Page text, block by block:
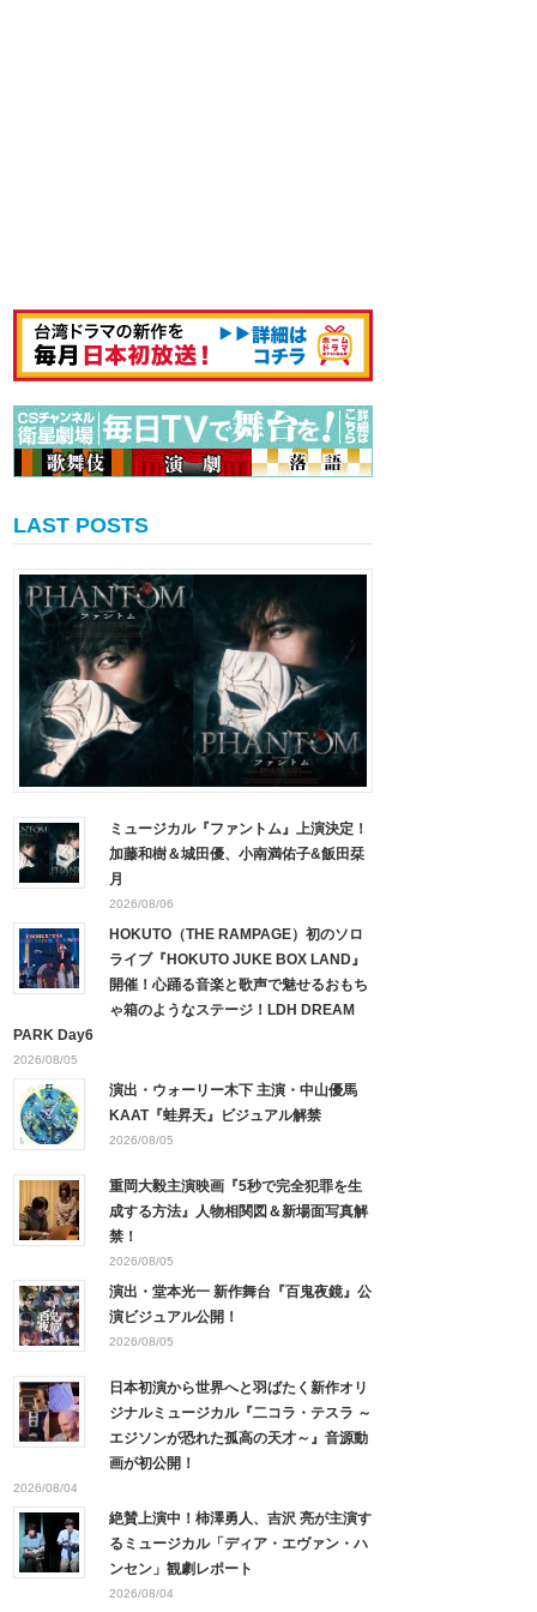
LAST POSTS
ミュージカル『ファントム』上演決定！
加藤和樹＆城田優、小南満佑子&飯田栞
月
2026/08/06
HOKUTO（THE RAMPAGE）初のソロ
ライブ『HOKUTO JUKE BOX LAND』
開催！心踊る音楽と歌声で魅せるおもち
ゃ箱のようなステージ！LDH DREAM
PARK Day6
2026/08/05
演出・ウォーリー木下 主演・中山優馬
KAAT『蛙昇天』ビジュアル解禁
2026/08/05
重岡大毅主演映画『5秒で完全犯罪を生
成する方法』人物相関図＆新場面写真解
禁！
2026/08/05
演出・堂本光一 新作舞台『百鬼夜鏡』公
演ビジュアル公開！
2026/08/05
日本初演から世界へと羽ばたく新作オリ
ジナルミュージカル『二コラ・テスラ ～
エジソンが恐れた孤高の天才～』音源動
画が初公開！
2026/08/04
絶賛上演中！柿澤勇人、吉沢 亮が主演す
るミュージカル「ディア・エヴァン・ハ
ンセン」観劇レポート
2026/08/04